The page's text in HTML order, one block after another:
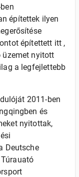
építettek ilyen
építettett itt ,
üzemet nyitott
a legfejlettebb
2011-ben
és
nyitottak,
Deutsche